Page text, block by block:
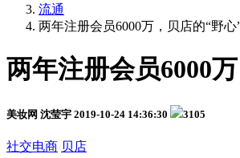
流通
两年注册会员6000万，贝店的“野
两年注册会员6000
美妆网 沈莹宇 2019-10-24 14:36:30 3105
社交电商 贝店